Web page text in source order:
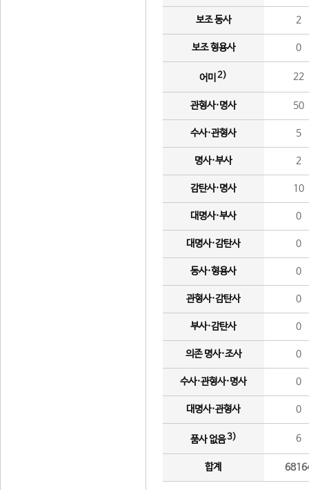
보조 동사 2
보조 형용사 0
어미 2) 22
관형사·명사 50
수사·관형사 5
명사·부사 2
감탄사·명사 10
대명사·부사 0
대명사·감탄사 0
동사·형용사 0
관형사·감탄사 0
부사·감탄사 0
의존 명사·조사 0
수사·관형사·명사 0
대명사·관형사 0
품사 없음3) 6
합계